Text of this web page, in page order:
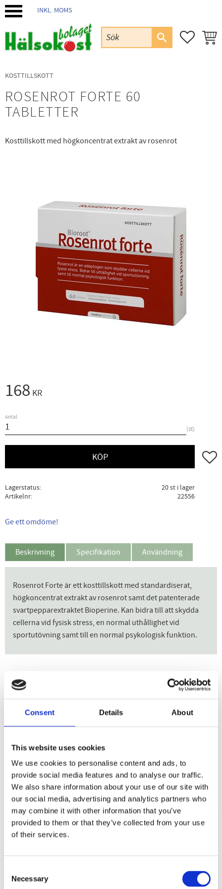
Consent Details About
This website uses cookies
We use cookies to personalise content and ads, to
provide social media features and to analyse our traffic.
We also share information about your use of our site with
our social media, advertising and analytics partners who
may combine it with other information that you’ve
provided to them or that they’ve collected from your use
of their services.
Selection
Necessary
INKL. MOMS
KOSTTILLSKOTT
ROSENROT FORTE 60
TABLETTER
Kosttillskott med högkoncentrat extrakt av rosenrot
168 KR
Antal
st
KÖP Lägg
Lagerstatus
20 st i lager
Artikelnr
22556
Ge ett omdöme!
Beskrivning Specifikation Användning
Rosenrot Forte är ett kosttillskott med standardiserat,
högkoncentrat extrakt av rosenrot samt det patenterade
svartpepparextraktet Bioperine. Kan bidra till att skydda
cellerna vid fysisk stress, en normal uthållighet vid
sportutövning samt till en normal psykologisk funktion.
Andra kunder köpte
även: